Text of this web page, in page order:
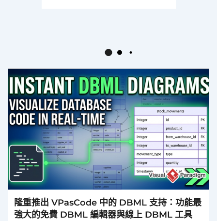
隆重推出 VPasCode 中的 DBML 支持：功能最
強大的免費 DBML 編輯器與線上 DBML 工具